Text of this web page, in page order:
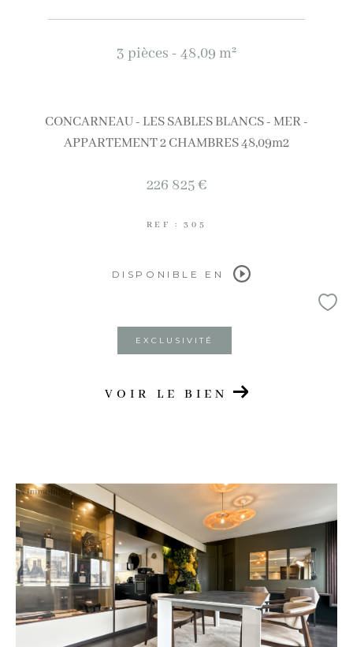
3 pièces - 48,09 m²
CONCARNEAU - LES SABLES BLANCS - MER -
APPARTEMENT 2 CHAMBRES 48,09m2
226 825 €
REF : 305
DISPONIBLE EN
EXCLUSIVITÉ
VOIR LE BIEN